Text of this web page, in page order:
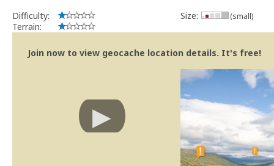
Difficulty:
Terrain:
Size: (small)
Join now to view geocache location details. It's free!